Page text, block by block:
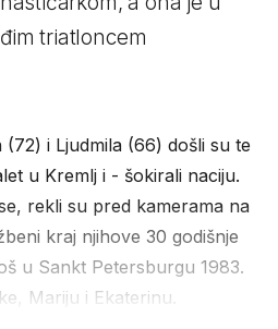
triatloncem
(72) i Ljudmila (66) došli su te
u Kremlj i - šokirali naciju.
rekli su pred kamerama na
kraj njihove 30 godišnje
u Sankt Petersburgu 1983.
Mariju i Ekaterinu.